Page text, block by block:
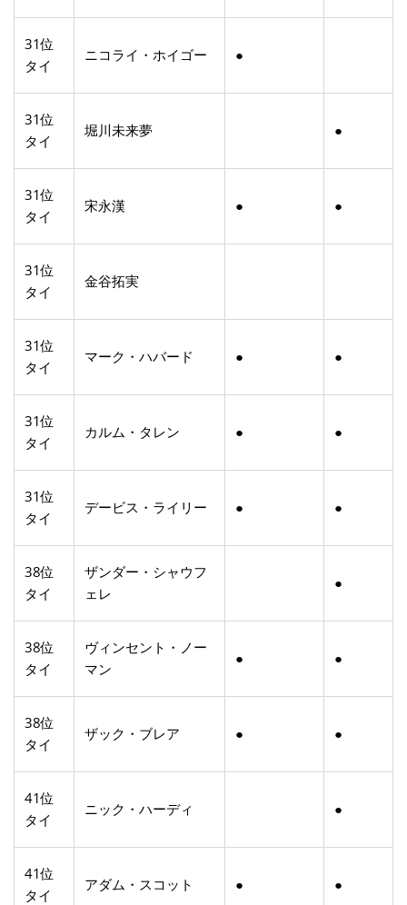
31位
タイ
ニコライ・ホイゴー ●
31位
タイ
堀川未来夢 ●
31位
タイ
宋永漢 ● ●
31位
タイ
金谷拓実
31位
タイ
マーク・ハバード ● ●
31位
タイ
カルム・タレン ● ●
31位
タイ
デービス・ライリー ● ●
38位
タイ
ザンダー・シャウフ
ェレ
●
38位
タイ
ヴィンセント・ノー
マン
● ●
38位
タイ
ザック・ブレア ● ●
41位
タイ
ニック・ハーディ ●
41位
タイ
アダム・スコット ● ●